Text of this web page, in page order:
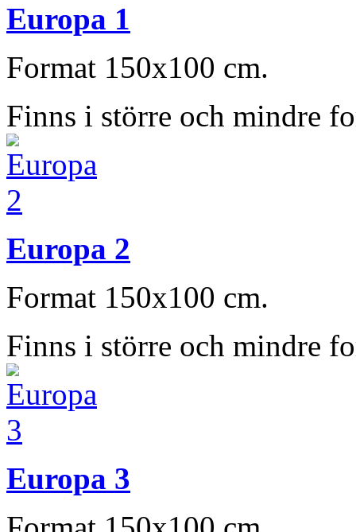
Europa 1
Format 150x100 cm.
Finns i större och mindre
Europa 2
Format 150x100 cm.
Finns i större och mindre
Europa 3